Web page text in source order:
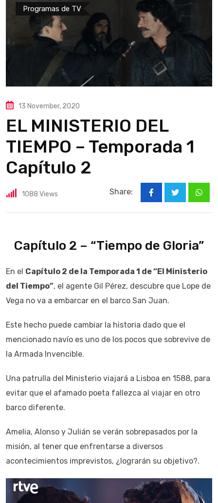
Programas de TV
13 November, 2020
EL MINISTERIO DEL
TIEMPO – Temporada 1
Capítulo 2
1088 Views Share:
Capítulo 2 – “Tiempo de Gloria”
En el Capítulo 2 de la Temporada 1 de “El Ministerio
del Tiempo”, el agente Gil Pérez, descubre que Lope de
Vega no va a embarcar en el barco San Juan.
Este hecho puede cambiar la historia dado que el
mencionado navío es uno de los pocos que sobrevive de
la Armada Invencible.
Una patrulla del Ministerio viajará a Lisboa en 1588, para
evitar que el afamado poeta fallezca al viajar en otro
barco diferente.
Amelia, Alonso y Julián se verán sobrepasados por la
misión, al tener que enfrentarse a diversos
acontecimientos imprevistos, ¿lograrán su objetivo?.